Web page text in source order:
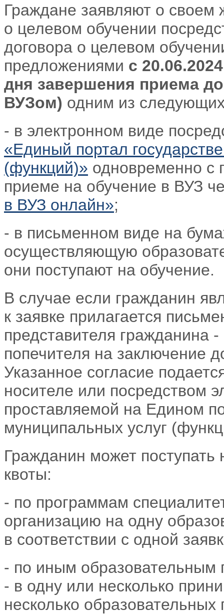
Граждане заявляют о своем
о целевом обучении
договора о целевом
предложениями с
дня завершения приема
ВУЗом) одним из
- в электронном виде
«Единый портал
(функций)» одновременно с
приеме на обучение в ВУЗ
в ВУЗ онлайн»;
- в письменном виде на
осуществляющую
они поступают на обучение.
В случае если гражданин
к заявке прилагается
представителя гражданина
попечителя на заключение
Указанное согласие
носителе или посредством
проставляемой на Едином
муниципальных услуг
Гражданин может
квоты:
- по программам
организацию на одну
в соответствии с одной
- по иным образовательным
- в одну или несколько
несколько образовательных